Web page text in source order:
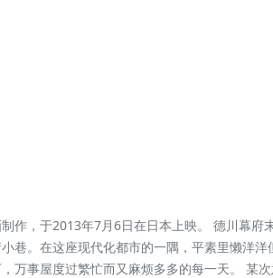
作，于2013年7月6日在日本上映。 德川幕府
巷。在这座现代化都市的一隅，平素里懒洋洋
万事屋度过繁忙而又麻烦多多的每一天。 某